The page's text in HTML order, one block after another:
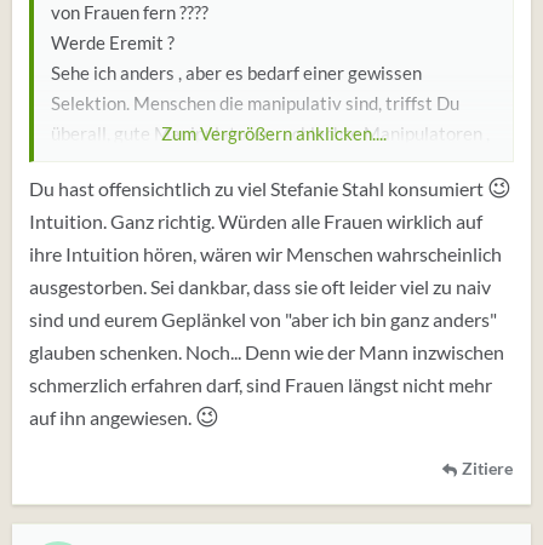
von Frauen fern ????
Werde Eremit ?
Sehe ich anders , aber es bedarf einer gewissen
Selektion. Menschen die manipulativ sind, triffst Du
überall, gute Manipulatoren , schlechte Manipulatoren ,
gute Manipulatorinnen, schlechte Manipulatorinnen .
Aber Bindungsverhalten - das ist praktisch die Art und
Weise , wie Du Dich an andere bindest, das kann man
ändern und differenzieren.
Es gibt das Gefühl und in dem Gefühl gibt es ganz viele
Parameter - so etwas wie Verlangen , Liebe ,
Befriedigung, Sinnhaftigkeit ( Sehen / Riechen/ Hören/
Schmecken / Tasten, etc.
betrachtest Du da die eigenen Gefühle mal etwas
genauer , wirst Du feststellen so ein Gefühl kann stark
man danach hungert, kann aber auch sehr weh tun.
Zum Vergrößern anklicken....
Du hast offensichtlich zu viel Stefanie Stahl konsumiert 😉
Intuition. Ganz richtig. Würden alle Frauen wirklich auf
ihre Intuition hören, wären wir Menschen wahrscheinlich
ausgestorben. Sei dankbar, dass sie oft leider viel zu naiv
sind und eurem Geplänkel von "aber ich bin ganz anders"
glauben schenken. Noch... Denn wie der Mann inzwischen
schmerzlich erfahren darf, sind Frauen längst nicht mehr
auf ihn angewiesen. 😉
Zitiere